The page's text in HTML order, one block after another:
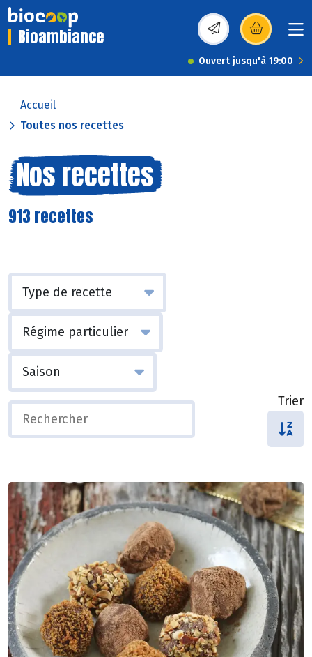
Bioambiance (s’ouvre dans une
Ouvert jusqu'à 19:00
Accueil
Toutes nos recettes
Nos recettes
913 recettes
Trier